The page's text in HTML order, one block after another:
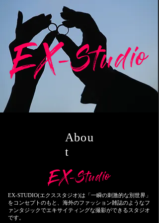
Abou
t
EX-STUDIO(エクススタジオ)は「一瞬の刺激的な別世界」
をコンセプトのもと、海外のファッション雑誌のようなフ
ァンタジックでエキサイティングな撮影ができるスタジオ
です。